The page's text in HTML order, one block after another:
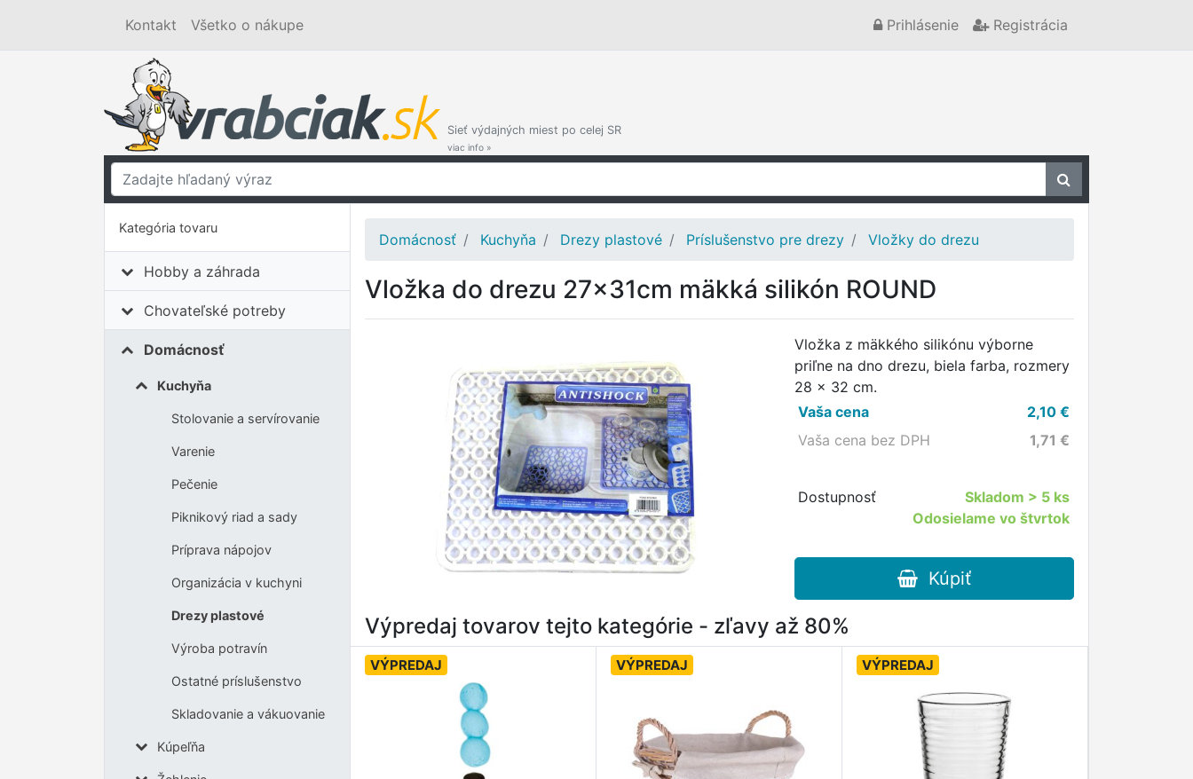
Kontakt Všetko o nákupe Prihlásenie Registrácia
Sieť výdajných miest po celej SR
viac info »
Kategória tovaru
Hobby a záhrada
Chovateľské potreby
Domácnosť
Kuchyňa
Stolovanie a servírovanie
Varenie
Pečenie
Piknikový riad a sady
Príprava nápojov
Organizácia v kuchyni
Drezy plastové
Výroba potravín
Ostatné príslušenstvo
Skladovanie a vákuovanie
Kúpeľňa
Domácnosť Kuchyňa Drezy plastové Príslušenstvo pre drezy Vložky do drezu
Vložka do drezu 27x31cm mäkká silikón ROUND
Vložka z mäkkého silikónu výborne
priľne na dno drezu, biela farba, rozmery
28 x 32 cm.
Vaša cena
2,10€
Vaša cena bez DPH
1,71 €
Dostupnosť Skladom > 5 ks
Odosielame vo štvrtok
Kúpiť
Výpredaj tovarov tejto kategórie - zľavy až 80%
VÝPREDAJ VÝPREDAJ VÝPREDAJ